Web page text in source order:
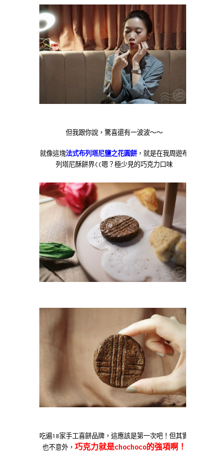
但我跟你說，驚喜還有一波波～～
就像這塊法式布列塔尼鹽之花圓餅，就是在我周遊布
列塔尼酥餅界((嗯？極少見的巧克力口味
吃遍18家手工喜餅品牌，這應該是第一次吧！但其實
也不意外， 巧克力就是chochoco的強項啊！